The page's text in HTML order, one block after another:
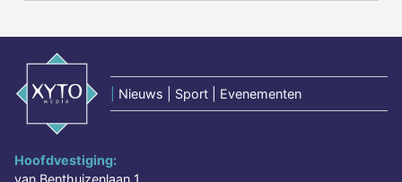
Nieuws | Sport | Evenementen
Hoofdvestiging:
van Benthuizenlaan 1